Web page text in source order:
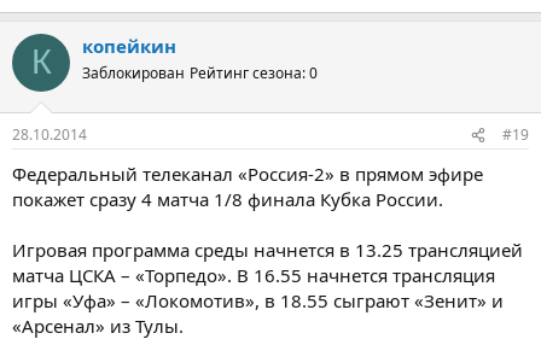
К копейкин
Заблокирован Рейтинг сезона: 0
28.10.2014 #19
Федеральный телеканал «Россия-2» в прямом эфире
покажет сразу 4 матча 1/8 финала Кубка России.
Игровая программа среды начнется в 13.25 трансляцией
матча ЦСКА – «Торпедо». В 16.55 начнется трансляция
игры «Уфа» – «Локомотив», в 18.55 сыграют «Зенит» и
«Арсенал» из Тулы.